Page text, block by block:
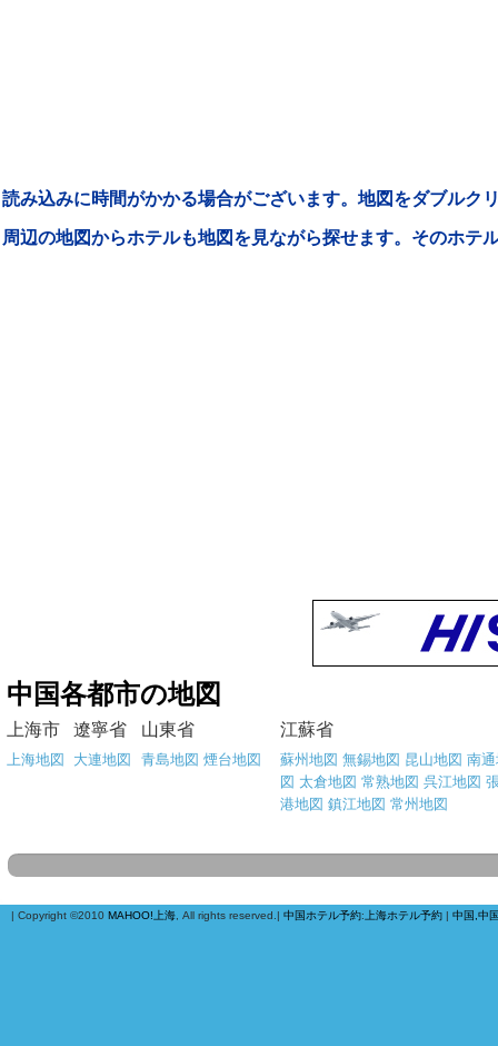
読み込みに時間がかかる場合がございます。地図をダブルク
周辺の地図からホテルも地図を見ながら探せます。そのホテ
中国各都市の地図
上海市 遼寧省 山東省 江蘇省
上海地図 大連地図 青島地図 煙台地図 蘇州地図 無錫地図 昆山地図 南
図 太倉地図 常熟地図 呉江地図
港地図 鎮江地図 常州地図
| Copyright ©2010 MAHOO!上海 , All rights reserved.| 中国ホテル予約: 上海ホテル予約 | 中国,中